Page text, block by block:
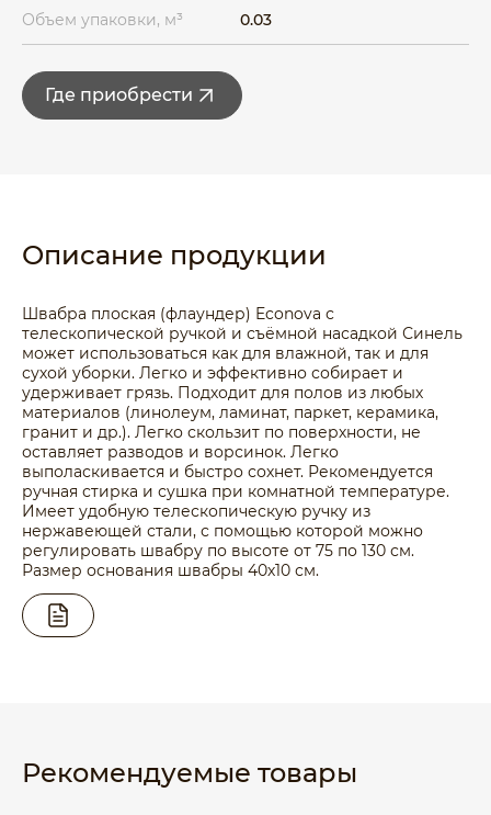
Объем упаковки, м³ 0.03
Где приобрести
Описание продукции
Швабра плоская (флаундер) Econova с
телескопической ручкой и съёмной насадкой Синель
может использоваться как для влажной, так и для
сухой уборки. Легко и эффективно собирает и
удерживает грязь. Подходит для полов из любых
материалов (линолеум, ламинат, паркет, керамика,
гранит и др.). Легко скользит по поверхности, не
оставляет разводов и ворсинок. Легко
выполаскивается и быстро сохнет. Рекомендуется
ручная стирка и сушка при комнатной температуре.
Имеет удобную телескопическую ручку из
нержавеющей стали, с помощью которой можно
регулировать швабру по высоте от 75 по 130 см.
Размер основания швабры 40х10 см.
Рекомендуемые товары